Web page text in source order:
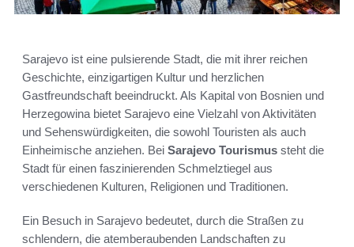
Sarajevo ist eine pulsierende Stadt, die mit ihrer reichen
Geschichte, einzigartigen Kultur und herzlichen
Gastfreundschaft beeindruckt. Als Kapital von Bosnien und
Herzegowina bietet Sarajevo eine Vielzahl von Aktivitäten
und Sehenswürdigkeiten, die sowohl Touristen als auch
Einheimische anziehen. Bei Sarajevo Tourismus steht die
Stadt für einen faszinierenden Schmelztiegel aus
verschiedenen Kulturen, Religionen und Traditionen.
Ein Besuch in Sarajevo bedeutet, durch die Straßen zu
schlendern, die atemberaubenden Landschaften zu